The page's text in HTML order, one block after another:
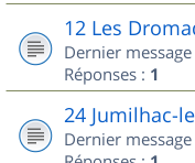
12 Les
Dernier
Réponses : 1
24 Jumilhac-
Dernier